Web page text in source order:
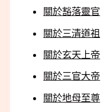
關於豁落靈官
關於三清道祖
關於玄天上帝
關於三官大帝
關於地母至尊